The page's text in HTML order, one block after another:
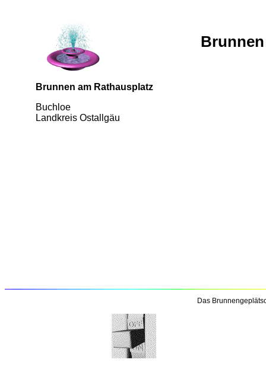
Brunnen am Rathausplatz
Buchloe
Landkreis Ostallgäu
Das